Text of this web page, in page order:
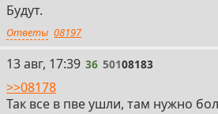
Будут.
Ответы 08197
36
13 авг, 17:39 36 50108183
>>08178
Так все в пве ушли, там нужно